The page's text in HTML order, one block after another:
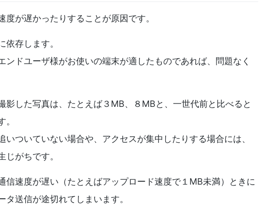
度が遅かったりすることが原因です。
依存します。
ンドユーザ様がお使いの端末が適したものであれば、問題なく
影した写真は、たとえば３MB、８MBと、一世代前と比べると
いついていない場合や、アクセスが集中したりする場合には、
じがちです。
信速度が遅い（たとえばアップロード速度で１MB未満）ときに
タ送信が途切れてしまいます。